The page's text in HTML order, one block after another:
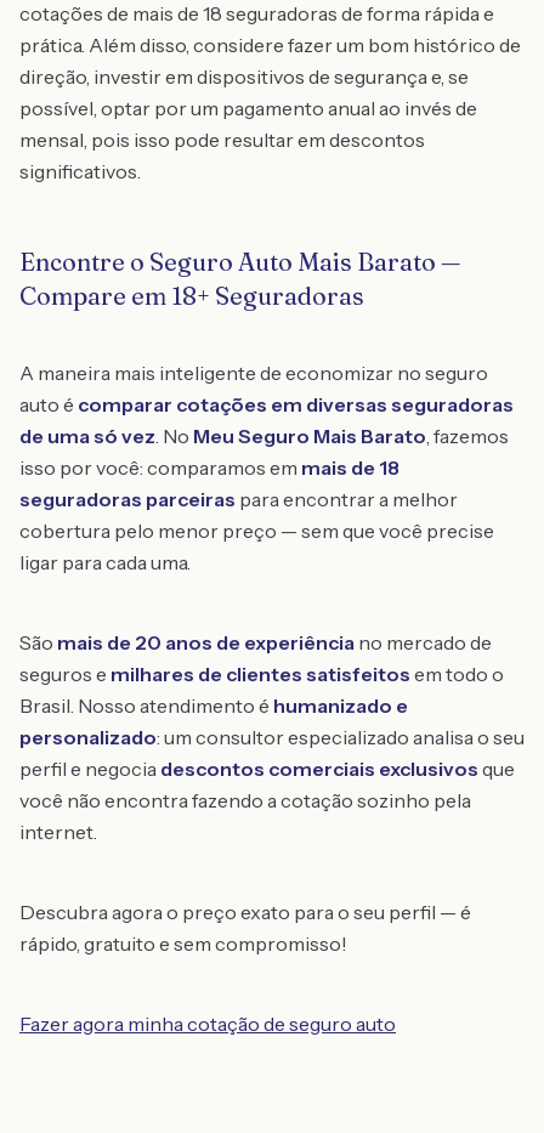
cotações de mais de 18 seguradoras de forma rápida e
prática. Além disso, considere fazer um bom histórico de
direção, investir em dispositivos de segurança e, se
possível, optar por um pagamento anual ao invés de
mensal, pois isso pode resultar em descontos
significativos.
Encontre o Seguro Auto Mais Barato —
Compare em 18+ Seguradoras
A maneira mais inteligente de economizar no seguro
auto é comparar cotações em diversas seguradoras
de uma só vez. No Meu Seguro Mais Barato, fazemos
isso por você: comparamos em mais de 18
seguradoras parceiras para encontrar a melhor
cobertura pelo menor preço — sem que você precise
ligar para cada uma.
São mais de 20 anos de experiência no mercado de
seguros e milhares de clientes satisfeitos em todo o
Brasil. Nosso atendimento é humanizado e
personalizado: um consultor especializado analisa o seu
perfil e negocia descontos comerciais exclusivos que
você não encontra fazendo a cotação sozinho pela
internet.
Descubra agora o preço exato para o seu perfil — é
rápido, gratuito e sem compromisso!
Fazer agora minha cotação de seguro auto